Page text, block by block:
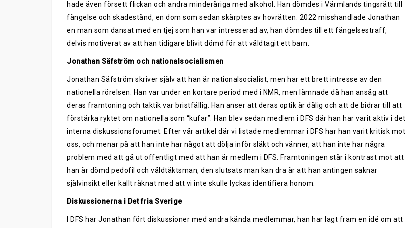
hade även försett flickan och andra minderåriga med alkohol. Han dömdes i Värmlands tingsrätt till
fängelse och skadestånd, en dom som sedan skärptes av hovrätten. 2022 misshandlade Jonathan
en man som dansat med en tjej som han var intresserad av, han dömdes till ett fängelsestraff,
delvis motiverat av att han tidigare blivit dömd för att våldtagit ett barn.
Jonathan Säfström och nationalsocialismen
Jonathan Säfström skriver själv att han är nationalsocialist, men har ett brett intresse av den
nationella rörelsen. Han var under en kortare period med i NMR, men lämnade då han ansåg att
deras framtoning och taktik var bristfällig. Han anser att deras optik är dålig och att de bidrar till att
förstärka ryktet om nationella som “kufar”. Han blev sedan medlem i DFS där han har varit aktiv i det
interna diskussionsforumet. Efter vår artikel där vi listade medlemmar i DFS har han varit kritisk mot
oss, och menar på att han inte har något att dölja inför släkt och vänner, att han inte har några
problem med att gå ut offentligt med att han är medlem i DFS. Framtoningen står i kontrast mot att
han är dömd pedofil och våldtäktsman, den slutsats man kan dra är att han antingen saknar
självinsikt eller kallt räknat med att vi inte skulle lyckas identifiera honom.
Diskussionerna i Det fria Sverige
I DFS har Jonathan fört diskussioner med andra kända medlemmar, han har lagt fram en idé om att